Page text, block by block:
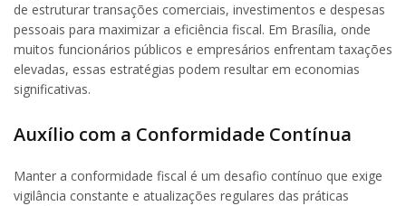
de estruturar transações comerciais, investimentos e despesas
pessoais para maximizar a eficiência fiscal. Em Brasília, onde
muitos funcionários públicos e empresários enfrentam taxações
elevadas, essas estratégias podem resultar em economias
significativas.
Auxílio com a Conformidade Contínua
Manter a conformidade fiscal é um desafio contínuo que exige
vigilância constante e atualizações regulares das práticas